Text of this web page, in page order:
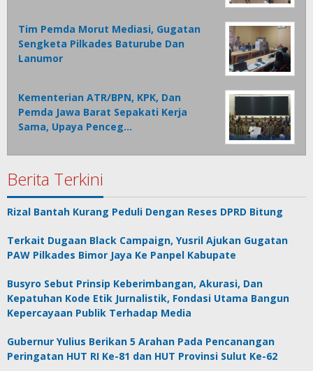
Tim Pemda Morut Mediasi, Gugatan
Sengketa Pilkades Baturube Dan
Lanumor
Kementerian ATR/BPN, KPK, Dan
Pemda Jawa Barat Sepakati Kerja
Sama, Upaya Penceg…
Berita Terkini
Rizal Bantah Kurang Peduli Dengan Reses DPRD Bitung
Terkait Dugaan Black Campaign, Yusril Ajukan Gugatan
PAW Pilkades Bimor Jaya Ke Panpel Kabupate
Busyro Sebut Prinsip Keberimbangan, Akurasi, Dan
Kepatuhan Kode Etik Jurnalistik, Fondasi Utama Bangun
Kepercayaan Publik Terhadap Media
Gubernur Yulius Berikan 5 Arahan Pada Pencanangan
Peringatan HUT RI Ke-81 dan HUT Provinsi Sulut Ke-62